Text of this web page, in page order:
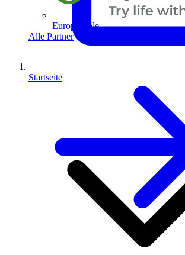
Europacable
Alle Partner
Startseite